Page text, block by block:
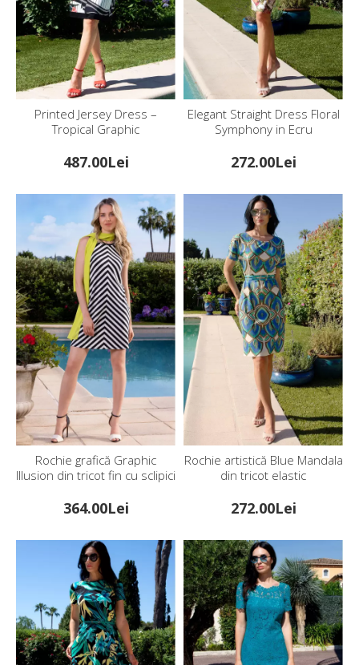
Printed Jersey Dress –
Tropical Graphic
487.00Lei
Elegant Straight Dress Floral
Symphony in Ecru
272.00Lei
Rochie grafică Graphic
Illusion din tricot fin cu sclipici
364.00Lei
Rochie artistică Blue Mandala
din tricot elastic
272.00Lei